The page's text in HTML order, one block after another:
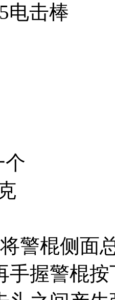
电击棒
个
警棍侧面
手握警棍